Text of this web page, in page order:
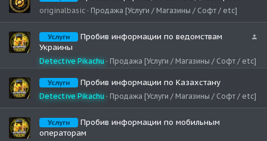
originalbasic Продажа [Услуги / Магазины / Софт / etc]
ы
т
Услуги
Пробив информации по ведомствам
Украины
Detective Pikachu Продажа [Услуги / Магазины / Софт / etc]
Услуги Пробив информации по Казахстану
Detective Pikachu Продажа [Услуги / Магазины / Софт / etc]
Услуги
Пробив информации по мобильным
операторам